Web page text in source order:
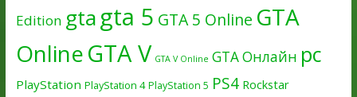
Edition gtagta 5 GTA 5 Online GTA
OnlineGTA V GTA V Online GTA Онлайн pc
PlayStation PlayStation 4 PlayStation 5 PS4 Rockstar